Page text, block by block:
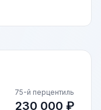
75-й перцентиль
230 000 ₽